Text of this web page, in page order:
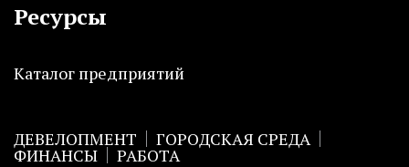
Ресурсы
Каталог предприятий
ДЕВЕЛОПМЕНТ ГОРОДСКАЯ СРЕДА
ФИНАНСЫ РАБОТА